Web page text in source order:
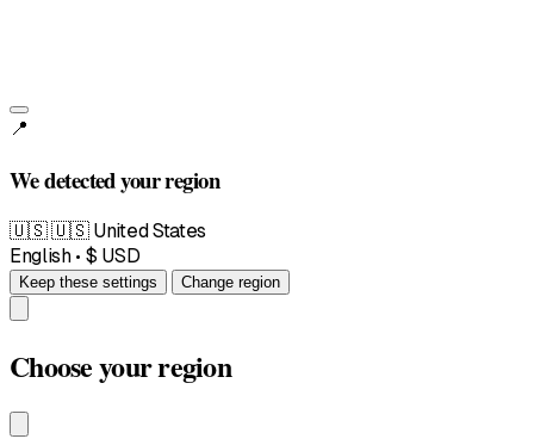
📍
We detected your region
🇺🇸🇺🇸 United States
English • $ USD
Keep these settings Change region
Choose your region